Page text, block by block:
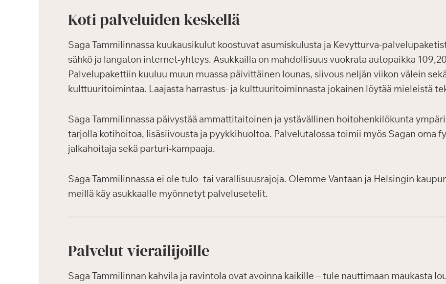
Koti palveluiden keskellä
Saga Tammilinnassa kuukausikulut koostuvat asumiskulusta ja Kevytturva-
sähkö ja langaton internet-yhteys. Asukkailla on mahdollisuus vuokrata autopaikka
Palvelupakettiin kuuluu muun muassa päivittäinen lounas, siivous neljän viikon välein
kulttuuritoimintaa. Laajasta harrastus- ja kulttuuritoiminnasta jokainen löytää mieleistä
Saga Tammilinnassa päivystää ammattitaitoinen ja ystävällinen hoitohenkilökunta
tarjolla kotihoitoa, lisäsiivousta ja pyykkihuoltoa. Palvelutalossa toimii myös Sagan oma
jalkahoitaja sekä parturi-kampaaja.
Saga Tammilinnassa ei ole tulo- tai varallisuusrajoja. Olemme Vantaan ja Helsingin
meillä käy asukkaalle myönnetyt palvelusetelit.
Palvelut vierailijoille
Saga Tammilinnan kahvila ja ravintola ovat avoinna kaikille – tule nauttimaan maukasta